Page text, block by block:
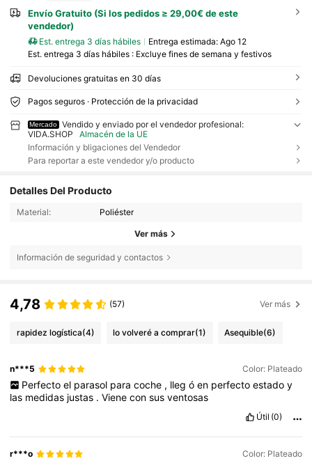
Envío Gratuito (Si los pedidos ≥ 29,00€ de este
vendedor)
Est. entrega 3 días hábiles Entrega estimada: Ago 12
Est. entrega 3 días hábiles : Excluye fines de semana y festivos
Devoluciones gratuitas en 30 días
Pagos seguros · Protección de la privacidad
Mercado
Vendido y enviado por el vendedor profesional:
VIDA.SHOP
Almacén de la UE
Información y bligaciones del Vendedor
Para reportar a este vendedor y/o producto
Detalles Del Producto
Material: Poliéster
Ver más
Información de seguridad y contactos
4,78 (57) Ver más
rapidez logística(4) lo volveré a comprar(1) Asequible(6)
n***5 Color: Plateado
Perfecto el parasol para coche , lleg ó en perfecto estado y
las medidas justas .Vieneconsusventosas
Útil (0)
r***o Color: Plateado